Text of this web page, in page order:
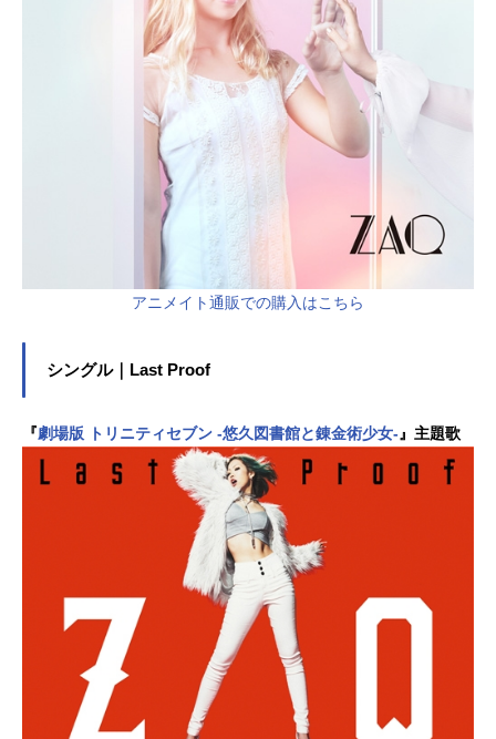
アニメイト通販での購入はこちら
シングル｜Last Proof
『劇場版 トリニティセブン -悠久図書館と錬金術少女- 』主題歌